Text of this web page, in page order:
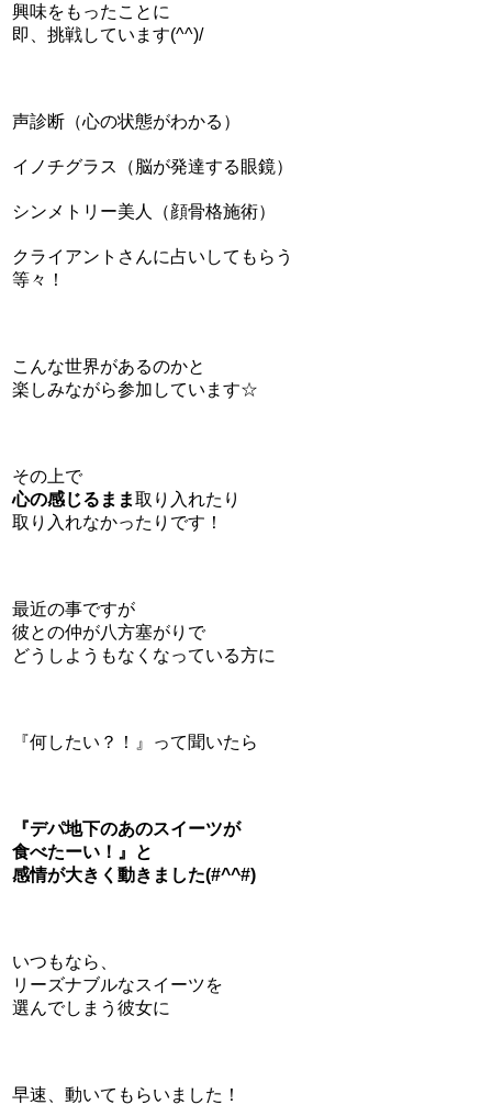
興味をもったことに
即、挑戦しています(^^)/
声診断（心の状態がわかる）
イノチグラス（脳が発達する眼鏡）
シンメトリー美人（顔骨格施術）
クライアントさんに占いしてもらう
等々！
こんな世界があるのかと
楽しみながら参加しています☆
その上で
心の感じるまま取り入れたり
取り入れなかったりです！
最近の事ですが
彼との仲が八方塞がりで
どうしようもなくなっている方に
『何したい？！』って聞いたら
『デパ地下のあのスイーツが
食べたーい！』と
感情が大きく動きました(#^^#)
いつもなら、
リーズナブルなスイーツを
選んでしまう彼女に
早速、動いてもらいました！